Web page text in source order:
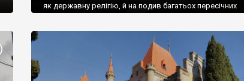
як державну релігію, й на подив багатьох пересічних